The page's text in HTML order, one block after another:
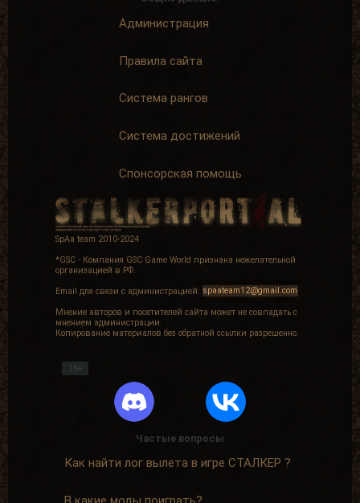
Администрация
Правила сайта
Система рангов
Система достижений
Спонсорская помощь
SpAa team 2010-2024
*GSC - Компания GSC Game World признана нежелательной
организацией в РФ.
Email для связи с администрацией: spaateam12@gmail.com
Мнение авторов и посетителей сайта может не совпадать с
мнением администрации.
Копирование материалов без обратной ссылки разрешенно.
16+
Частые вопросы
Как найти лог вылета в игре СТАЛКЕР ?